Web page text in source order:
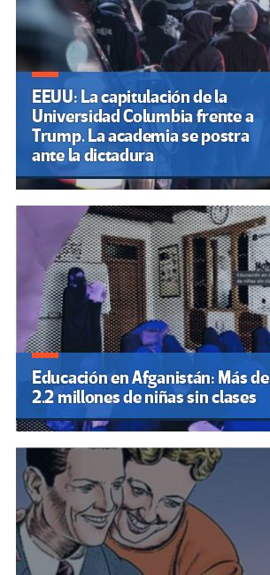
EEUU: La capitulación de la
Universidad Columbia frente a
Trump. La academia se postra
ante la dictadura
Educación en Afganistán: Más de
2.2 millones de niñas sin clases